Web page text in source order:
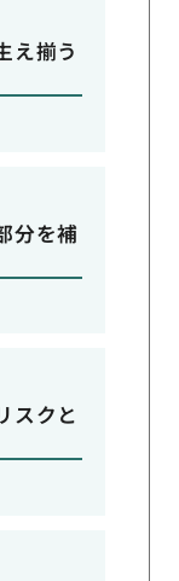
え揃う
分を補
スクと